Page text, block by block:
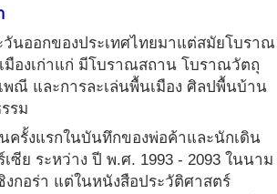
วันออกของประเทศไทยมาแต่สมัยโบราณ
องเก่าแก่ มีโบราณสถาน โบราณวัตถุ
พณี และการละเล่นพื้นเมือง ศิลปพื้นบ้าน
รม
นครั้งแรกในบันทึกของพ่อค้าและนักเดิน
เซีย ระหว่าง ปี พ.ศ. 1993 - 2093 ในนาม
งกอร่า แต่ในหนังสือประวัติศาสตร์